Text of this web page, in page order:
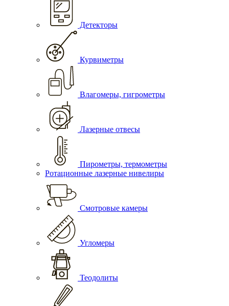
Детекторы
Курвиметры
Влагомеры, гигрометры
Лазерные отвесы
Пирометры, термометры
Ротационные лазерные нивелиры
Смотровые камеры
Угломеры
Теодолиты